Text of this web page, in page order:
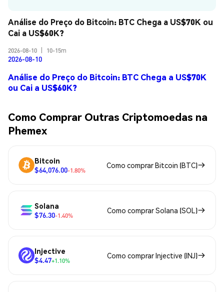
Análise do Preço do Bitcoin: BTC Chega a US$70K ou
Cai a US$60K?
2026-08-10 10-15m
2026-08-10
Análise do Preço do Bitcoin: BTC Chega a US$70K
ou Cai a US$60K?
Como Comprar Outras Criptomoedas na
Phemex
Bitcoin
$64,076.00-1.80%
Como comprar Bitcoin (BTC)
Solana
$76.30-1.40%
Como comprar Solana (SOL)
Injective
$4.47+1.10%
Como comprar Injective (INJ)